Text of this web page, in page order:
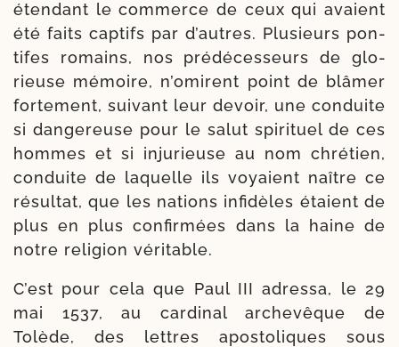
éten­dant le com­merce de ceux qui avaient
été faits cap­tifs par d’autres. Plusieurs pon­
tifes romains, nos pré­décesseurs de glo­
rieuse mémoire, n’omirent point de blâ­mer
for­te­ment, sui­vant leur devoir, une conduite
si dan­ge­reuse pour le salut spi­ri­tuel de ces
hommes et si inju­rieuse au nom chré­tien,
conduite de laquelle ils voyaient naître ce
résul­tat, que les nations infi­dèles étaient de
plus en plus confir­mées dans la haine de
notre reli­gion véritable.
C’est pour cela que Paul III adres­sa, le 29
mai 1537, au car­di­nal archevê­que de
Tolède, des lettres apostoli­ques sous